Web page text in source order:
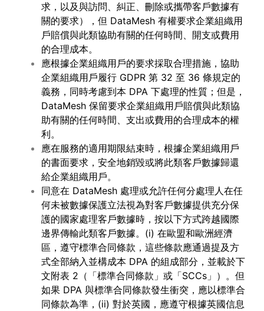
求，以及與訪問、糾正、刪除或攜帶客戶數據有
關的要求），但 DataMesh 有權要求企業組織用
戶賠償與此類協助有關的任何時間、開支或費用
的合理成本。
應根據企業組織用戶的要求採取合理措施，協助
企業組織用戶履行 GDPR 第 32 至 36 條規定的
義務，同時考慮到本 DPA 下處理的性質；但是，
DataMesh 保留要求企業組織用戶賠償與此類協
助有關的任何時間、支出或費用的合理成本的權
利。
應在服務的適用期限結束時，根據企業組織用戶
的書面要求，安全地銷毀或將此類客戶數據歸還
給企業組織用戶。
同意在 DataMesh 處理或允許任何分處理人在任
何未被數據保護立法視為對客戶數據提供充分保
護的國家處理客戶數據時，按以下方式跨越國際
邊界傳輸此類客戶數據。(i) 在歐盟和歐洲經濟
區，遵守標準合同條款，這些條款應通過提及方
式全部納入並構成本 DPA 的組成部分，並載於下
文附表 2（「標準合同條款」或「SCCs」）。但
如果 DPA 與標準合同條款發生衝突，應以標準合
同條款為準，(ii) 對於英國，應遵守根據英國信息